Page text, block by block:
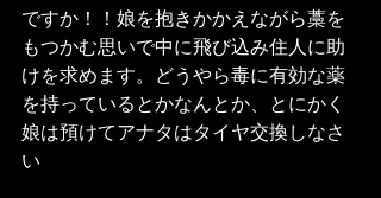
ですか！！娘を抱きかかえながら藁を
もつかむ思いで中に飛び込み住人に助
けを求めます。どうやら毒に有効な薬
を持っているとかなんとか、とにかく
娘は預けてアナタはタイヤ交換しなさ
い